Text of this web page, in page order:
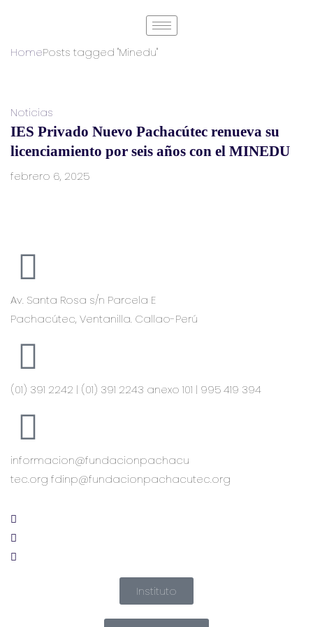
HomePosts tagged "Minedu"
Noticias
IES Privado Nuevo Pachacútec renueva su
licenciamiento por seis años con el MINEDU
febrero 6, 2025
Av. Santa Rosa s/n Parcela E
Pachacútec, Ventanilla. Callao-Perú
(01) 391 2242 | (01) 391 2243 anexo 101 | 995 419 394
informacion@fundacionpachacu
tec.org fdinp@fundacionpachacutec.org
Instituto